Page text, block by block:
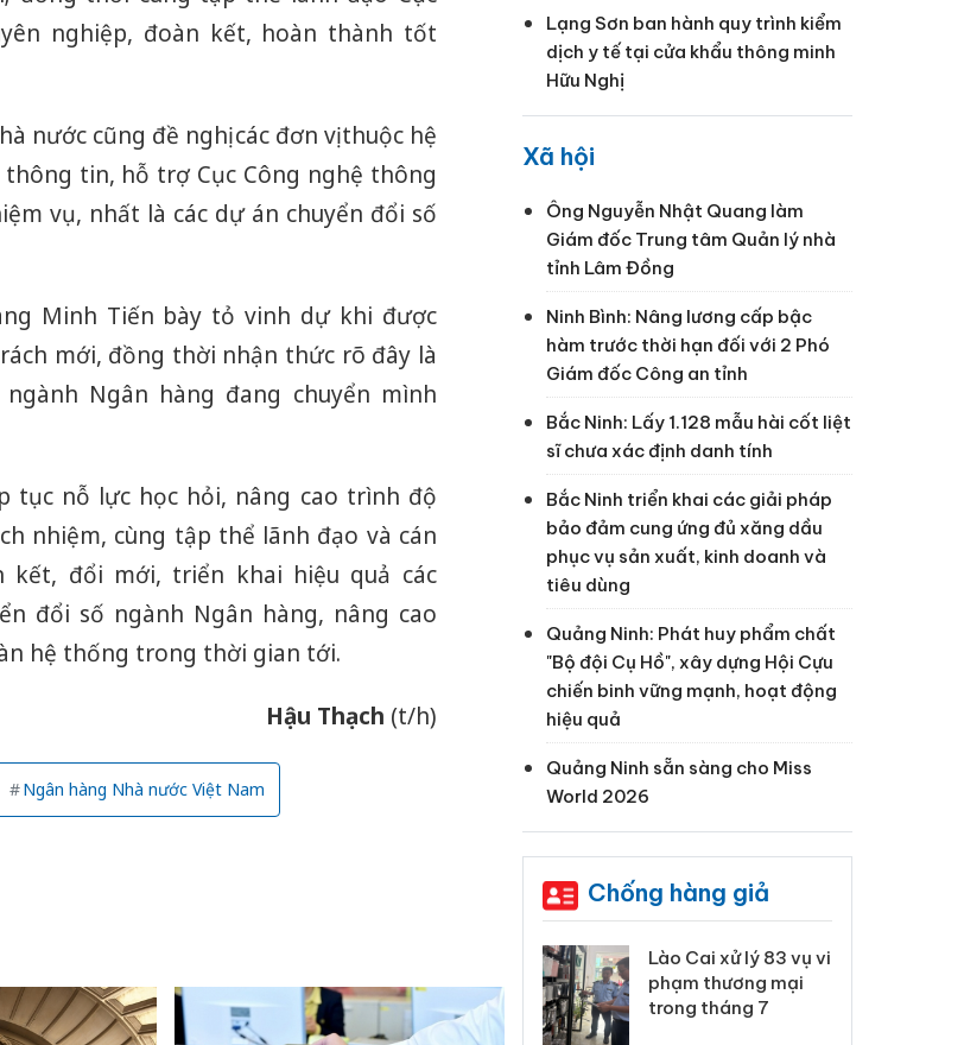
nghiệp, đoàn kết, hoàn thành tốt
nước cũng đề nghị các đơn vị thuộc hệ
tin, hỗ trợ Cục Công nghệ thông
vụ, nhất là các dự án chuyển đổi số
Minh Tiến bày tỏ vinh dự khi được
mới, đồng thời nhận thức rõ đây là
Ngân hàng đang chuyển mình
tục nỗ lực học hỏi, nâng cao trình độ
nhiệm, cùng tập thể lãnh đạo và cán
kết, đổi mới, triển khai hiệu quả các
đổi số ngành Ngân hàng, nâng cao
hệ thống trong thời gian tới.
Hậu Thạch (t/h)
Ngân hàng Nhà nước Việt Nam
Lạng Sơn ban hành quy trình kiểm
dịch y tế tại cửa khẩu thông minh
Hữu Nghị
Xã hội
Ông Nguyễn Nhật Quang làm
Giám đốc Trung tâm Quản lý nhà
tỉnh Lâm Đồng
Ninh Bình: Nâng lương cấp bậc
hàm trước thời hạn đối với 2 Phó
Giám đốc Công an tỉnh
Bắc Ninh: Lấy 1.128 mẫu hài cốt liệt
sĩ chưa xác định danh tính
Bắc Ninh triển khai các giải pháp
bảo đảm cung ứng đủ xăng dầu
phục vụ sản xuất, kinh doanh và
tiêu dùng
Quảng Ninh: Phát huy phẩm chất
"Bộ đội Cụ Hồ", xây dựng Hội Cựu
chiến binh vững mạnh, hoạt động
hiệu quả
Quảng Ninh sẵn sàng cho Miss
World 2026
Chống hàng giả
tìm bị hại trong vụ
án sản xuất, buôn
bán yến sào giả
Lào Cai xử lý 83 vụ vi
phạm thương mại
trong tháng 7